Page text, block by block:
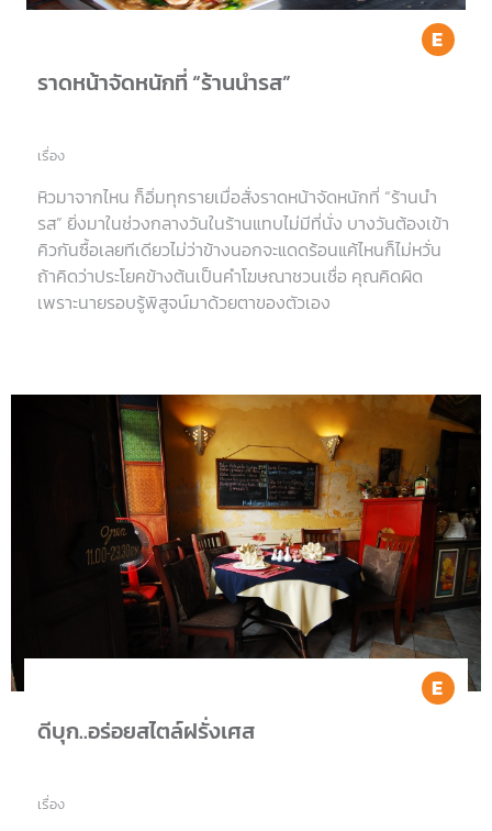
ราดหน้าจัดหนักที่ “ร้านนำรส”
เรื่อง
หิวมาจากไหน ก็อิ่มทุกรายเมื่อสั่งราดหน้าจัดหนักที่ “ร้านนำ
รส” ยิ่งมาในช่วงกลางวันในร้านแทบไม่มีที่นั่ง บางวันต้องเข้า
คิวกันซื้อเลยทีเดียวไม่ว่าข้างนอกจะแดดร้อนแค้ไหนก็ไม่หวั่น
ถ้าคิดว่าประโยคข้างต้นเป็นคำโฆษณาชวนเชื่อ คุณคิดผิด
เพราะนายรอบรู้พิสูจน์มาด้วยตาของตัวเอง
ดีบุก..อร่อยสไตล์ฝรั่งเศส
เรื่อง